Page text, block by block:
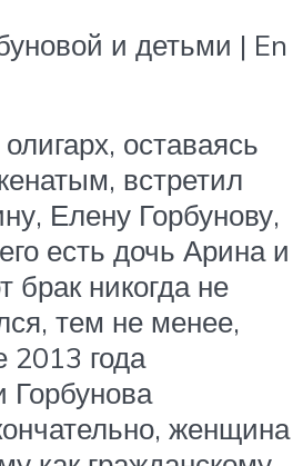
и детьми | En
оставаясь
встретил
Елену Горбунову,
есть дочь Арина и
брак никогда не
тем не менее,
2013 года
Горбунова
женщина